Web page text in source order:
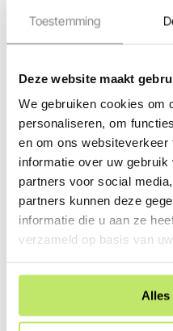
Toestemming
Deze website maakt
We gebruiken cookies om
personaliseren, om
en om ons
informatie over uw
partners voor social
partners kunnen deze
informatie die u aan ze
verzameld op basis van
Alles
erg geschikt voor. De
Lightpro Barite-serie geeft
tuinpad of de oprit en
Staande armaturen geven
het verdient. Ook voor het
bij ons opties. Zo helpt de
bloeien van lagere
hogere groen laat bloeien.
altijd een armatuur dat
Multifunctionele
dienen als
sfeerverlichting. Hierdoor